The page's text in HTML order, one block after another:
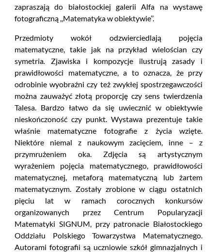
zapraszają do białostockiej galerii Alfa na wystawę
fotograficzną ,,Matematyka w obiektywie’’.
Przedmioty wokół odzwierciedlają pojęcia
matematyczne, takie jak na przykład wielościan czy
symetria
Zjawiska i kompozycje ilustrują zasady i
prawidłowości matematyczne, a to oznacza, że przy
odrobinie wyobraźni czy też zwykłej spostrzegawczości
można zauważyć złotą proporcję czy sens twierdzenia
Talesa. Bardzo łatwo da się uwiecznić w obiektywie
nieskończoność czy punkt. Wystawa prezentuje takie
właśnie matematyczne fotografie z życia wzięte.
Niektóre niemal z naukowym zacięciem, inne – z
przymrużeniem oka. Zdjęcia są artystycznym
wyrażeniem pojęcia matematycznego, prawidłowości
matematycznej, metaforą matematyczną lub żartem
matematycznym. Zostały zrobione w ciągu ostatnich
pięciu lat w ramach corocznych konkursów
organizowanych przez Centrum Popularyzacji
Matematyki SIGNUM, przy patronacie Białostockiego
Oddziału Polskiego Towarzystwa Matematycznego.
Autorami fotografii są uczniowie szkół gimnazjalnych i